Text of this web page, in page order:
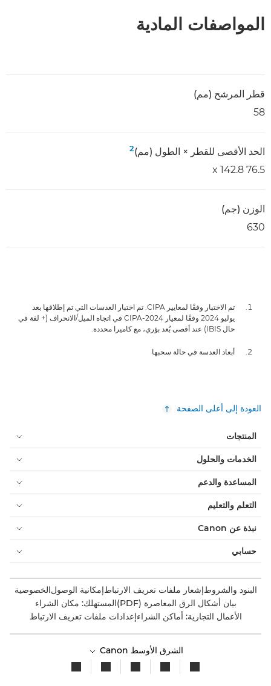
المواصفات المادية
قطر المرشح (مم)
58
الحد الأقصى للقطر × الطول (مم)2
76.5 x 142.8
الوزن (جم)
630
تم الاختبار وفقًا لمعايير CIPA. تم اختبار العدسات التي تم إطلاقها بعد
يوليو 2024 وفقًا لمعيار CIPA-2024 في اتجاه الميل/الانحراف (+ لفة في
حال IBIS) عند أقصى بُعد بؤري، مع كاميرا محددة.
أبعاد العدسة في حالة سحبها
العودة إلى أعلى الصفحة
المنتجات
الخدمات والحلول
المساعدة والدعم
التعلم والتعليم
نبذة عن Canon
حسابي
البنود والشروطإشعار ملفات تعريف الارتباطإمكانية الوصولالخصوصية
بيان أشكال الرق المعاصرة (PDF)
المستهلك: مكان الشراء
الأعمال التجارية: أماكن الشراءإعدادات ملفات تعريف الارتباط
الشرق الأوسط Canon